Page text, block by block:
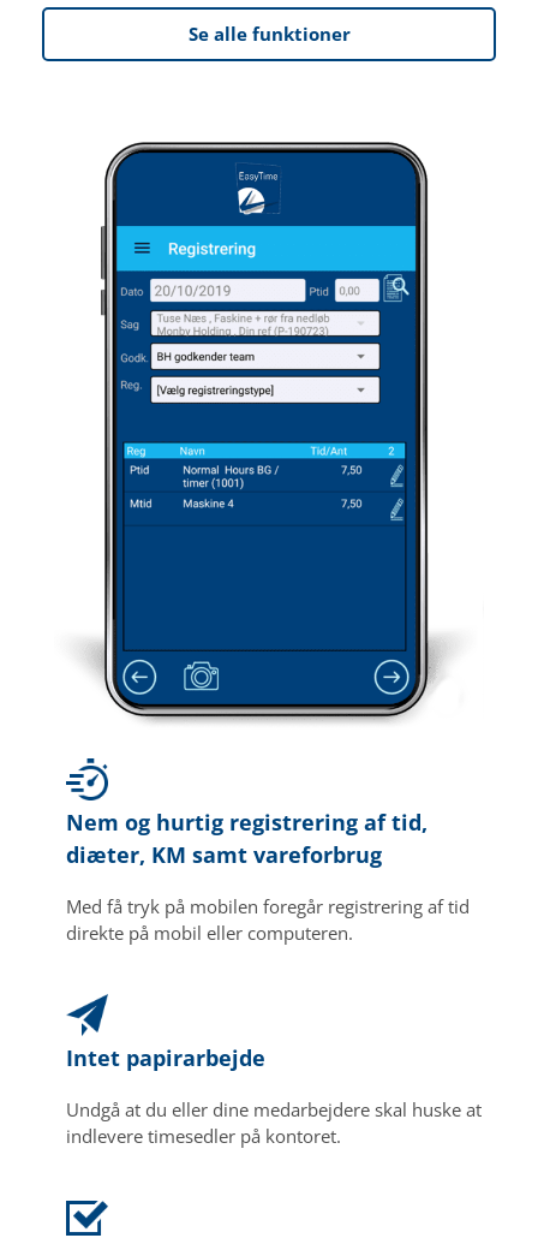
Se alle funktioner
Nem og hurtig registrering af tid,
diæter, KM samt vareforbrug
Med få tryk på mobilen foregår registrering af tid
direkte på mobil eller computeren.
Intet papirarbejde
Undgå at du eller dine medarbejdere skal huske at
indlevere timesedler på kontoret.